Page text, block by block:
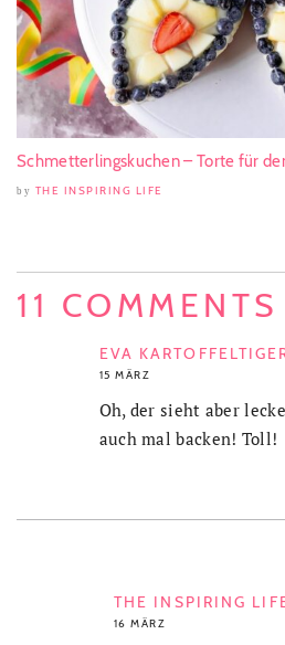
Schmetterlingskuchen – Torte für
by THE INSPIRING LIFE
11 COMMENTS
EVA
15 MÄRZ
Oh, der sieht aber
auch mal backen! Toll!
THE INSPIRING
16 MÄRZ